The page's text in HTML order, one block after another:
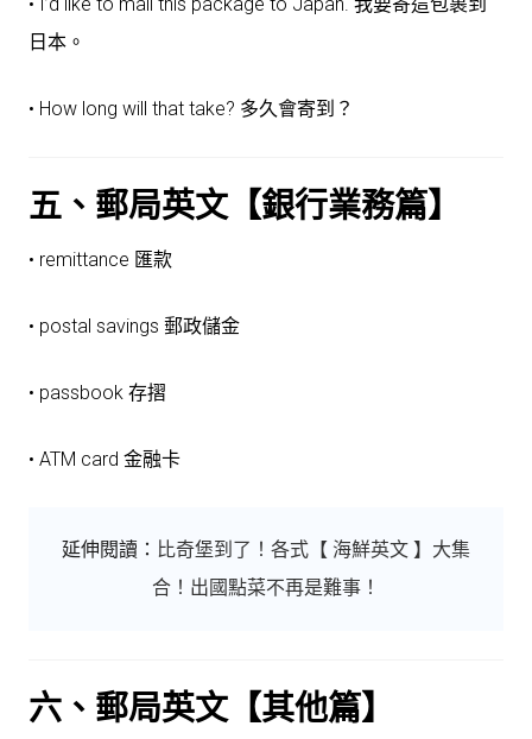
日本。
• How long will that take? 多久會寄到？
五、郵局英文【銀行業務篇】
• remittance 匯款
• postal savings 郵政儲金
• passbook 存摺
• ATM card 金融卡
延伸閱讀： 比奇堡到了！各式【 海鮮英文 】大集
合！出國點菜不再是難事！
六、郵局英文【其他篇】